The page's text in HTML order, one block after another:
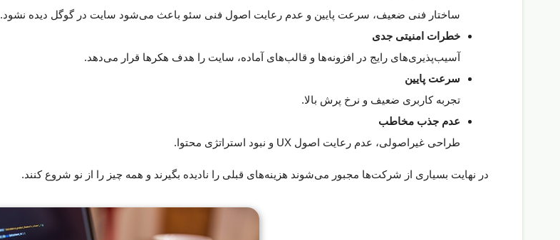
ساختار فنی ضعیف، سرعت پایین و عدم رعایت اصول فنی سئو باعث می‌شود سایت در گوگل دیده نشود.
خطرات امنیتی جدی
آسیب‌پذیری‌های رایج در افزونه‌ها و قالب‌های آماده، سایت را هدف هکرها قرار می‌دهد.
سرعت پایین
تجربه کاربری ضعیف و نرخ پرش بالا.
عدم جذب مخاطب
طراحی غیراصولی، عدم رعایت اصول UX و نبود استراتژی محتوا.
در نهایت بسیاری از شرکت‌ها مجبور می‌شوند هزینه‌های قبلی را نادیده بگیرند و همه چیز را از نو شروع کنند.